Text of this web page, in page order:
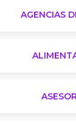
AGENCIAS